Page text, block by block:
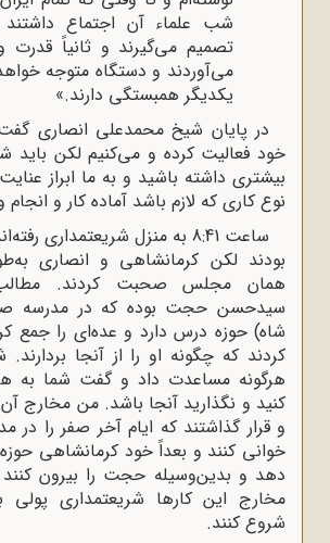
شب علماء آن اجتماع داشتند
تصمیم می‌گیرند و ثانیاً
می‌آوردند و دستگاه متوجه
یکدیگر همبستگی دارند.»
در پایان شیخ محمدعلی انصاری
خود فعالیت کرده و می‌کنیم لکن
بیشتری داشته باشید و به ما ابراز
نوع کاری که لازم باشد آماده کار و
ساعت 8:41 به منزل شریعتمداری
بودند لکن کرمانشاهی و انصاری
همان مجلس صحبت کردند. مطالب
سیدحسن حجت بوده که در مدرسه
شاه) حوزه درس دارد و عده‌ای را جمع
کردند که چگونه او را از آنجا
هرگونه مساعدت داد و گفت شما به
کنید و نگذارید آنجا باشد. من مخارج
و قرار گذاشتند که ایام آخر صفر را
خوانی کنند و بعداً خود کرمانشاهی
دهد و بدین‌وسیله حجت را بیرون کنند
مخارج این کارها شریعتمداری پولی
شروع کنند.